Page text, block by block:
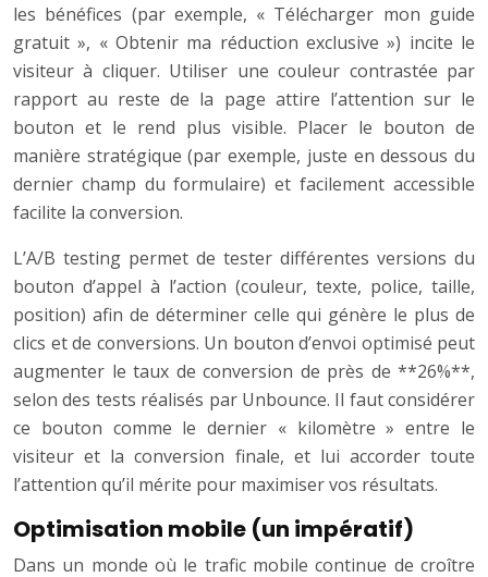
les bénéfices (par exemple, « Télécharger mon guide
gratuit », « Obtenir ma réduction exclusive ») incite le
visiteur à cliquer. Utiliser une couleur contrastée par
rapport au reste de la page attire l’attention sur le
bouton et le rend plus visible. Placer le bouton de
manière stratégique (par exemple, juste en dessous du
dernier champ du formulaire) et facilement accessible
facilite la conversion.
L’A/B testing permet de tester différentes versions du
bouton d’appel à l’action (couleur, texte, police, taille,
position) afin de déterminer celle qui génère le plus de
clics et de conversions. Un bouton d’envoi optimisé peut
augmenter le taux de conversion de près de **26%**,
selon des tests réalisés par Unbounce. Il faut considérer
ce bouton comme le dernier « kilomètre » entre le
visiteur et la conversion finale, et lui accorder toute
l’attention qu’il mérite pour maximiser vos résultats.
Optimisation mobile (un impératif)
Dans un monde où le trafic mobile continue de croître